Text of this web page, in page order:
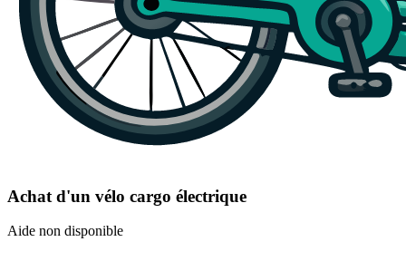
Achat d'un vélo cargo électrique
Aide non disponible